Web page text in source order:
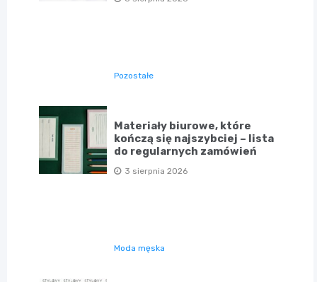
Pozostałe
Materiały biurowe, które
kończą się najszybciej – lista
do regularnych zamówień
3 sierpnia 2026
Moda męska